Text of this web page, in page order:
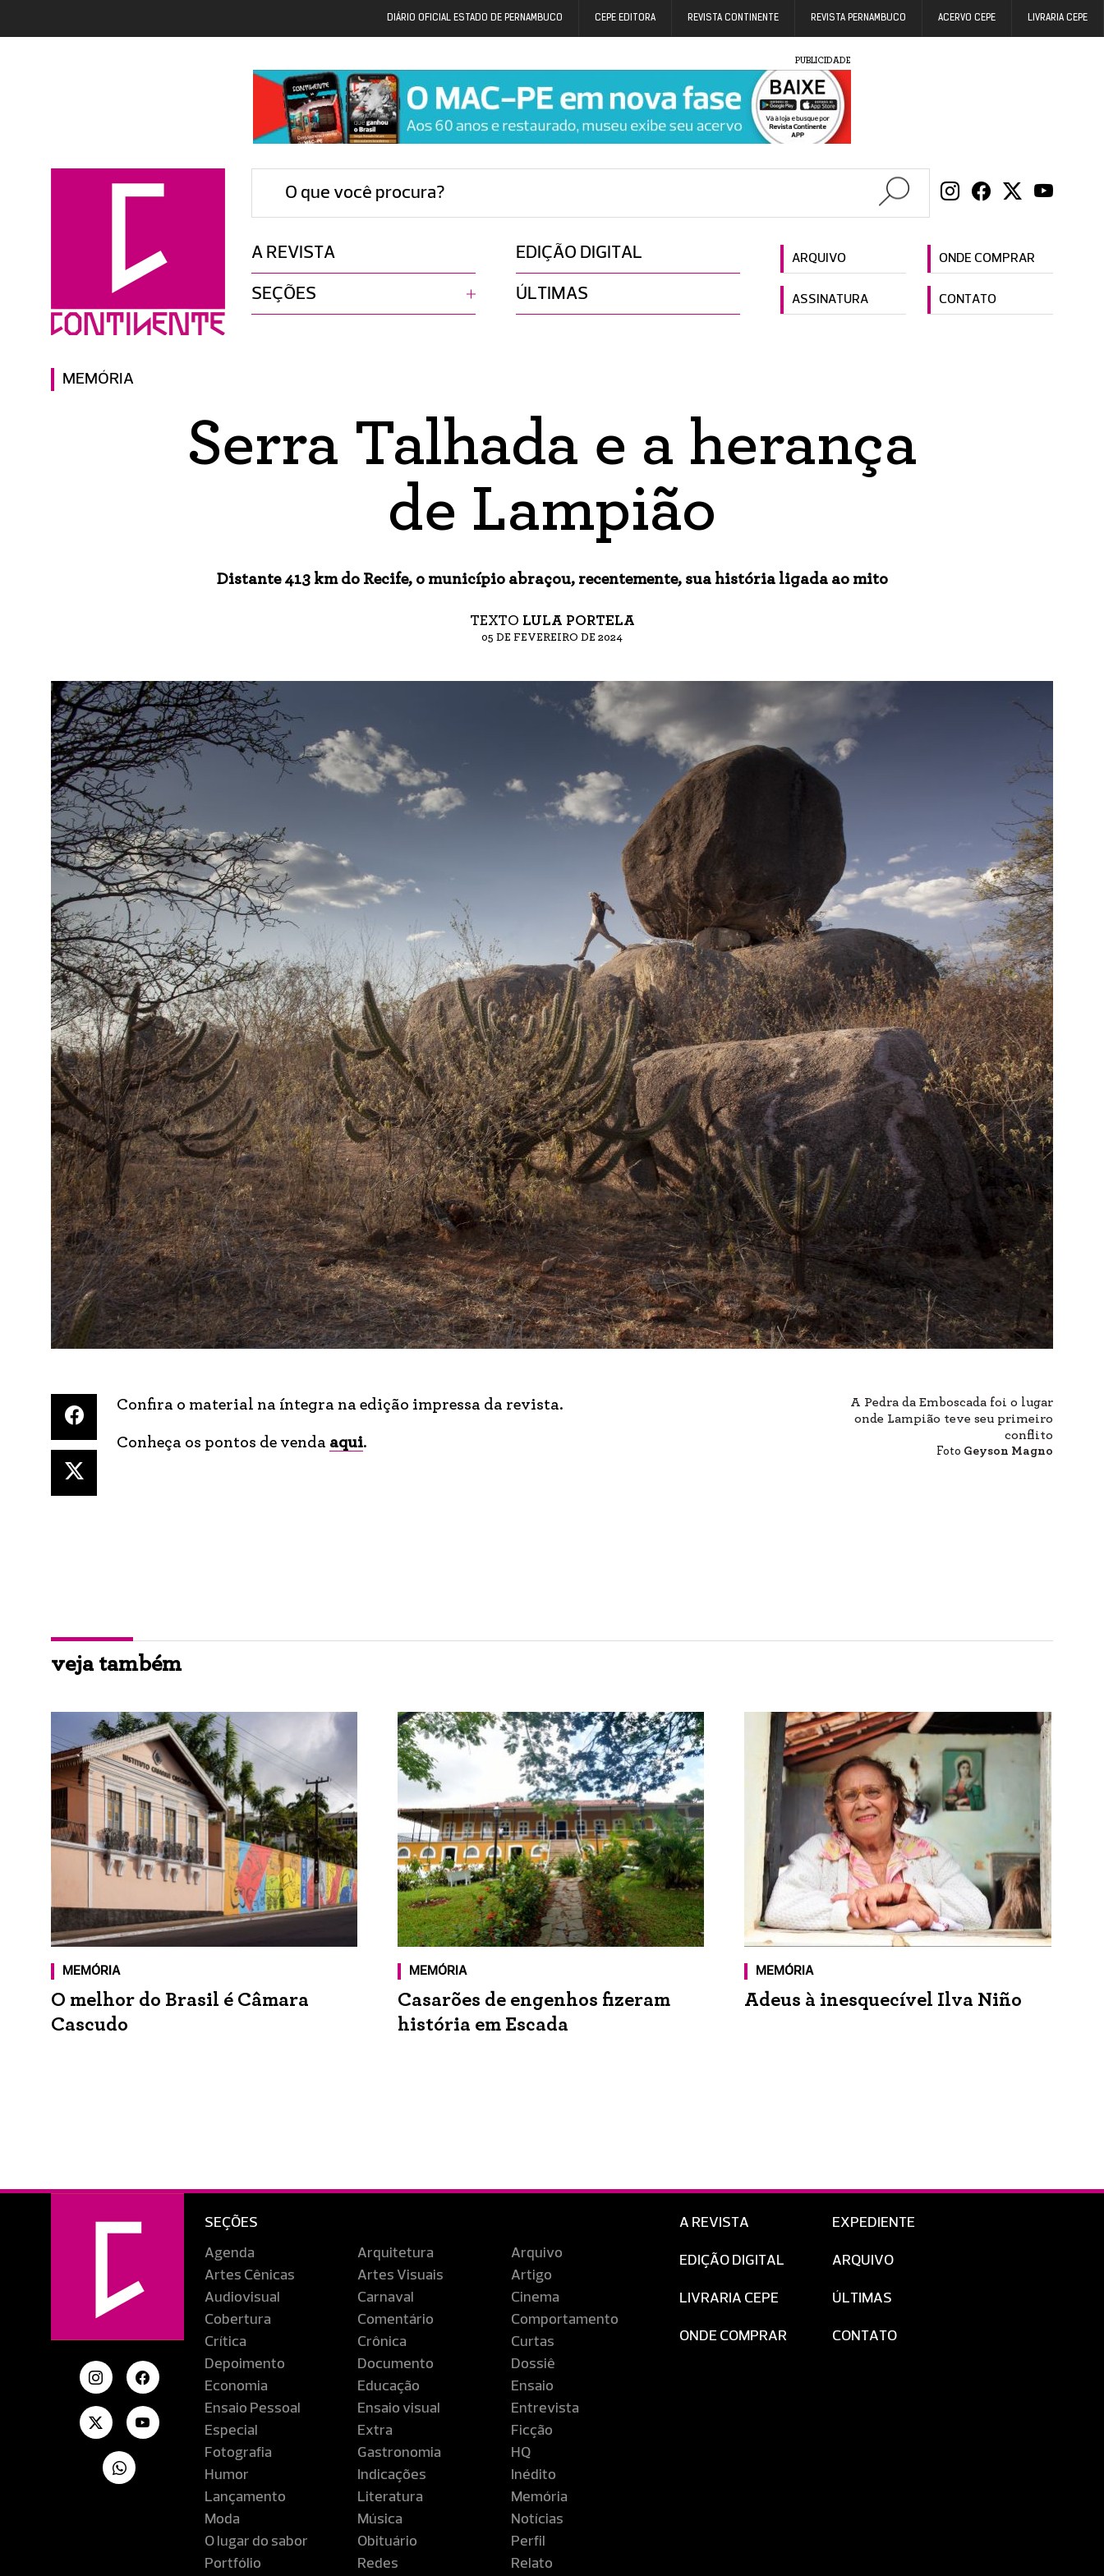
DIÁRIO OFICIAL ESTADO DE PERNAMBUCO CEPE EDITORA REVISTA CONTINENTE REVISTA PERNAMBUCO ACERVO CEPE LIVRARIA CEPE
PUBLICIDADE
O que você procura?
A REVISTA EDIÇÃO DIGITAL ARQUIVO ONDE COMPRAR
SEÇÕES ÚLTIMAS ASSINATURA CONTATO
MEMÓRIA
Serra Talhada e a herança
de Lampião
Distante 413 km do Recife, o município abraçou, recentemente, sua história ligada ao mito
TEXTO LULA PORTELA
05 DE FEVEREIRO DE 2024
A Pedra da Emboscada foi o lugar
onde Lampião teve seu primeiro
conflito
Foto Geyson Magno
Confira o material na íntegra na edição impressa da revista.
Conheça os pontos de venda aqui.
veja também
MEMÓRIA
O melhor do Brasil é Câmara
Cascudo
MEMÓRIA
Casarões de engenhos fizeram
história em Escada
MEMÓRIA
Adeus à inesquecível Ilva Niño
SEÇÕES
Agenda Arquitetura
Arquivo
Artes Cênicas
Artes Visuais
Artigo
Audiovisual
Carnaval
Cinema
Cobertura
Comentário
Comportamento
Crítica
Crônica
Curtas
Depoimento
Documento
Dossiê
Economia
Educação
Ensaio
Ensaio Pessoal
Ensaio visual
Entrevista
Especial
Extra
Ficção
Fotografia
Gastronomia
HQ
Humor
Indicações
Inédito
Lançamento
Literatura
Memória
Moda
Música
Notícias
O lugar do sabor
Obituário
Perfil
Portfólio
Redes Relato
A REVISTA
EDIÇÃO DIGITAL
LIVRARIA CEPE
ONDE COMPRAR
EXPEDIENTE
ARQUIVO
ÚLTIMAS
CONTATO